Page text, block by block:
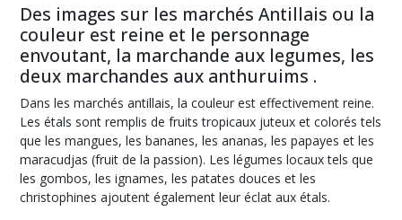
Des images sur les marchés Antillais ou la
couleur est reine et le personnage
envoutant, la marchande aux legumes, les
deux marchandes aux anthuruims .
Dans les marchés antillais, la couleur est effectivement reine.
Les étals sont remplis de fruits tropicaux juteux et colorés tels
que les mangues, les bananes, les ananas, les papayes et les
maracudjas (fruit de la passion). Les légumes locaux tels que
les gombos, les ignames, les patates douces et les
christophines ajoutent également leur éclat aux étals.